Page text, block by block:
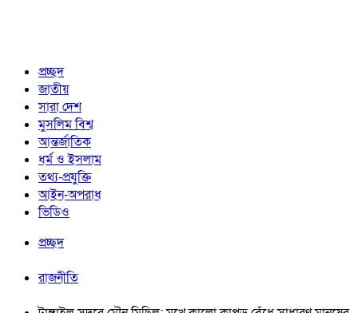
প্রচ্ছদ
জাতীয়
সারা দেশ
মুসলিম বিশ্ব
আন্তর্জাতিক
ধর্ম ও ইসলাম
তথ্য-প্রযুক্তি
আইন-অপরাধ
ভিডিও
প্রচ্ছদ
রাজনীতি